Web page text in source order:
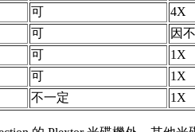
可 4X
可
因
可 1X
可 1X
不一定 1X